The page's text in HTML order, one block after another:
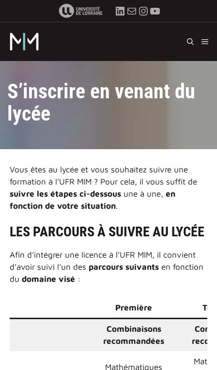
LinkedIn
E-mailInstagram
YouTube
S’inscrire en venant du
lycée
Vous êtes au lycée et vous souhaitez suivre une
formation à l’UFR MIM ? Pour cela, il vous suffit de
suivre les étapes ci-dessous une à une, en
fonction de votre situation.
LES PARCOURS À SUIVRE AU LYCÉE
Afin d’intégrer une licence à l’UFR MIM, il convient
d’avoir suivi l’un des parcours suivants en fonction
du domaine visé :
Première
Combinaisons
recommandées
Mathématiques